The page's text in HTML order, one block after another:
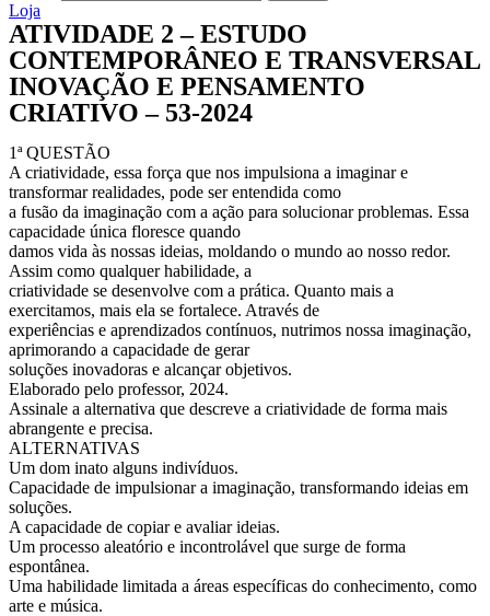
Loja
ATIVIDADE 2 – ESTUDO
CONTEMPORÂNEO E TRANSVERSAL
INOVAÇÃO E PENSAMENTO
CRIATIVO – 53-2024
1ª QUESTÃO
A criatividade, essa força que nos impulsiona a imaginar e
transformar realidades, pode ser entendida como
a fusão da imaginação com a ação para solucionar problemas. Essa
capacidade única floresce quando
damos vida às nossas ideias, moldando o mundo ao nosso redor.
Assim como qualquer habilidade, a
criatividade se desenvolve com a prática. Quanto mais a
exercitamos, mais ela se fortalece. Através de
experiências e aprendizados contínuos, nutrimos nossa imaginação,
aprimorando a capacidade de gerar
soluções inovadoras e alcançar objetivos.
Elaborado pelo professor, 2024.
Assinale a alternativa que descreve a criatividade de forma mais
abrangente e precisa.
ALTERNATIVAS
Um dom inato alguns indivíduos.
Capacidade de impulsionar a imaginação, transformando ideias em
soluções.
A capacidade de copiar e avaliar ideias.
Um processo aleatório e incontrolável que surge de forma
espontânea.
Uma habilidade limitada a áreas específicas do conhecimento, como
arte e música.